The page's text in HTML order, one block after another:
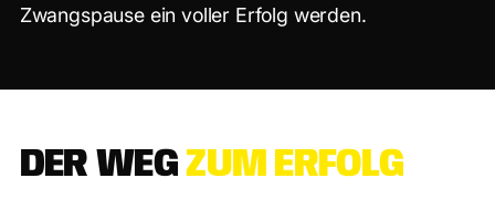
Zwangspause ein voller Erfolg werden.
DER WEGZUM ERFOLG